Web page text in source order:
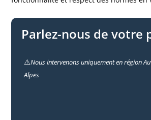
Parlez-nous de votre
⚠️Nous intervenons uniquement en région
Alpes